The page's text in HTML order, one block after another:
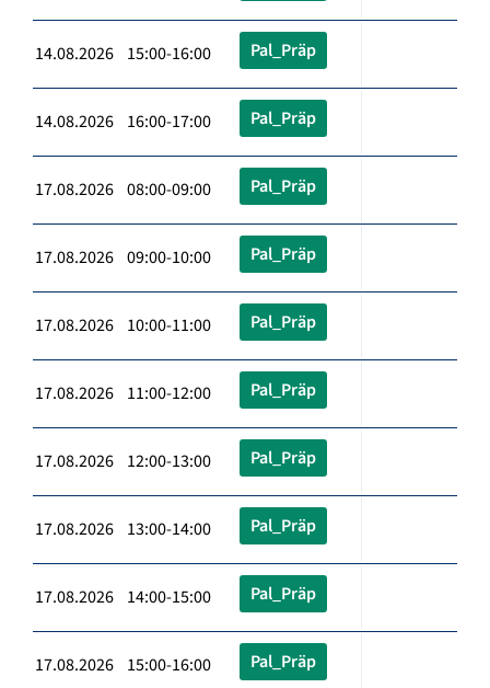
14.08.2026 15:00-16:00 Pal_Präp
14.08.2026 16:00-17:00 Pal_Präp
17.08.2026 08:00-09:00 Pal_Präp
17.08.2026 09:00-10:00 Pal_Präp
17.08.2026 10:00-11:00 Pal_Präp
17.08.2026 11:00-12:00 Pal_Präp
17.08.2026 12:00-13:00 Pal_Präp
17.08.2026 13:00-14:00 Pal_Präp
17.08.2026 14:00-15:00 Pal_Präp
17.08.2026 15:00-16:00 Pal_Präp